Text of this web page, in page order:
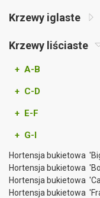
Krzewy iglaste
Krzewy liściaste
+ A-B
+ C-D
+ E-F
+ G-I
Hortensja bukietowa
Hortensja bukietowa
Hortensja bukietowa
Hortensja bukietowa